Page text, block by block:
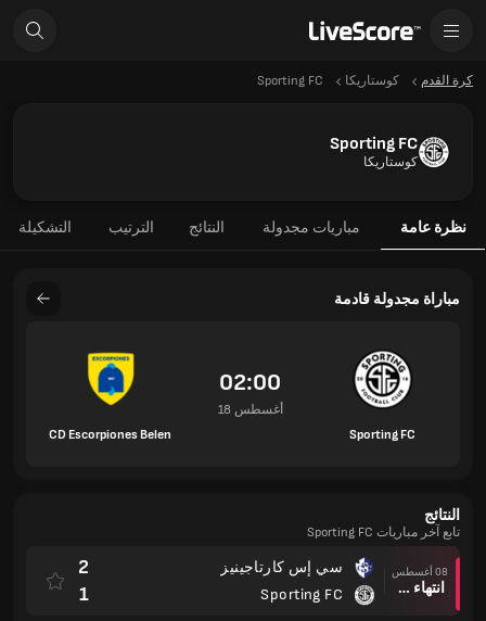
كرة القدم كوستاريكا Sporting FC
Sporting FC
كوستاريكا
نظرة عامة مباريات مجدولة النتائج الترتيب التشكيلة
مباراة مجدولة قادمة
Sporting FC
02:00
18 أغسطس
CD Escorpiones Belen
النتائج
تابع آخر مباريات Sporting FC
08 أغسطس
انتهاء وقت المباراة
سي إس كارتاجينيز
Sporting FC
2
1